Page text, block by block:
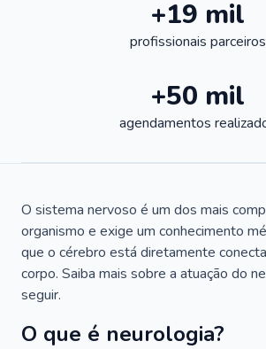
+19 mil
profissionais parceiros
+50 mil
agendamentos
O sistema nervoso é um dos mais
organismo e exige um conhecimento
que o cérebro está diretamente
corpo. Saiba mais sobre a atuação do
seguir.
O que é neurologia?